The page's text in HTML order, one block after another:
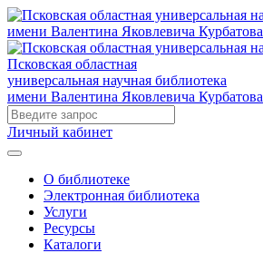
Псковская областная
универсальная научная библиотека
имени Валентина Яковлевича Курбатова
Личный кабинет
О библиотеке
Электронная библиотека
Услуги
Ресурсы
Каталоги